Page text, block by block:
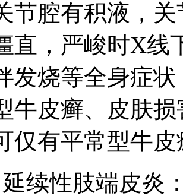
节腔有积液，
直，严峻时X线
发烧等全身症
牛皮癣、皮肤
仅有平常型牛
性肢端皮炎：